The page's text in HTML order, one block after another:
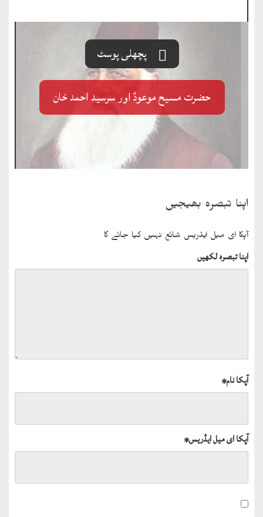
پچھلی پوسٹ
حضرت مسیح موعودؑ اور سرسید احمد خان
اپنا تبصرہ بھیجیں
آپکا ای میل ایڈریس شائع نہیں کیا جائے گا
اپنا تبصرہ لکھیں
آپکا نام*
آپکا ای میل ایڈریس*